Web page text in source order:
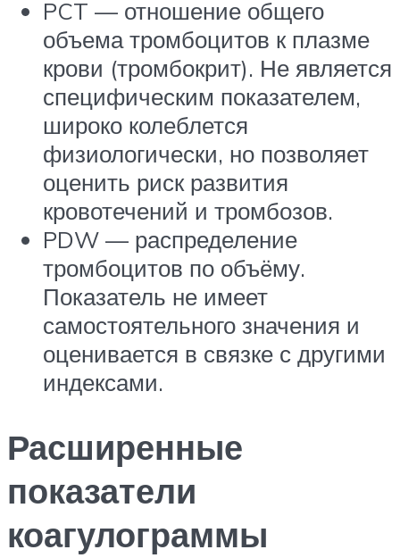
PCT — отношение общего
объема тромбоцитов к плазме
крови (тромбокрит). Не является
специфическим показателем,
широко колеблется
физиологически, но позволяет
оценить риск развития
кровотечений и тромбозов.
PDW — распределение
тромбоцитов по объёму.
Показатель не имеет
самостоятельного значения и
оценивается в связке с другими
индексами.
Расширенные
показатели
коагулограммы